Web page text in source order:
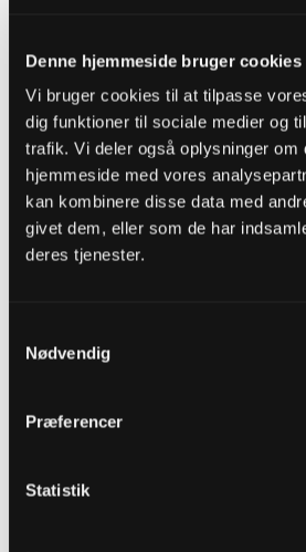
Denne hjemmeside bruger cookies
Vi bruger cookies til at tilpasse
dig funktioner til sociale medier og
trafik. Vi deler også oplysninger om
hjemmeside med vores
kan kombinere disse data med
givet dem, eller som de har
deres tjenester.
Nødvendig
Præferencer
Statistik
Meget enig. Vi bliver nødt til at få ryddet
at hente spillere, som virkelig kan gøre en
attraktivt for spillere. Synes dog det er synd
synes han havde lidt OB-DNA.
Kappen1975 ;08-07-2024,
ChrisOB
Senior Member
08-07-2024, 12:04
Troels skal trylle… Fordi
makværk efter makværk. Det er
arvet. Det store ansvar ligger øverst
Troels har sat sig selv under det pres ved